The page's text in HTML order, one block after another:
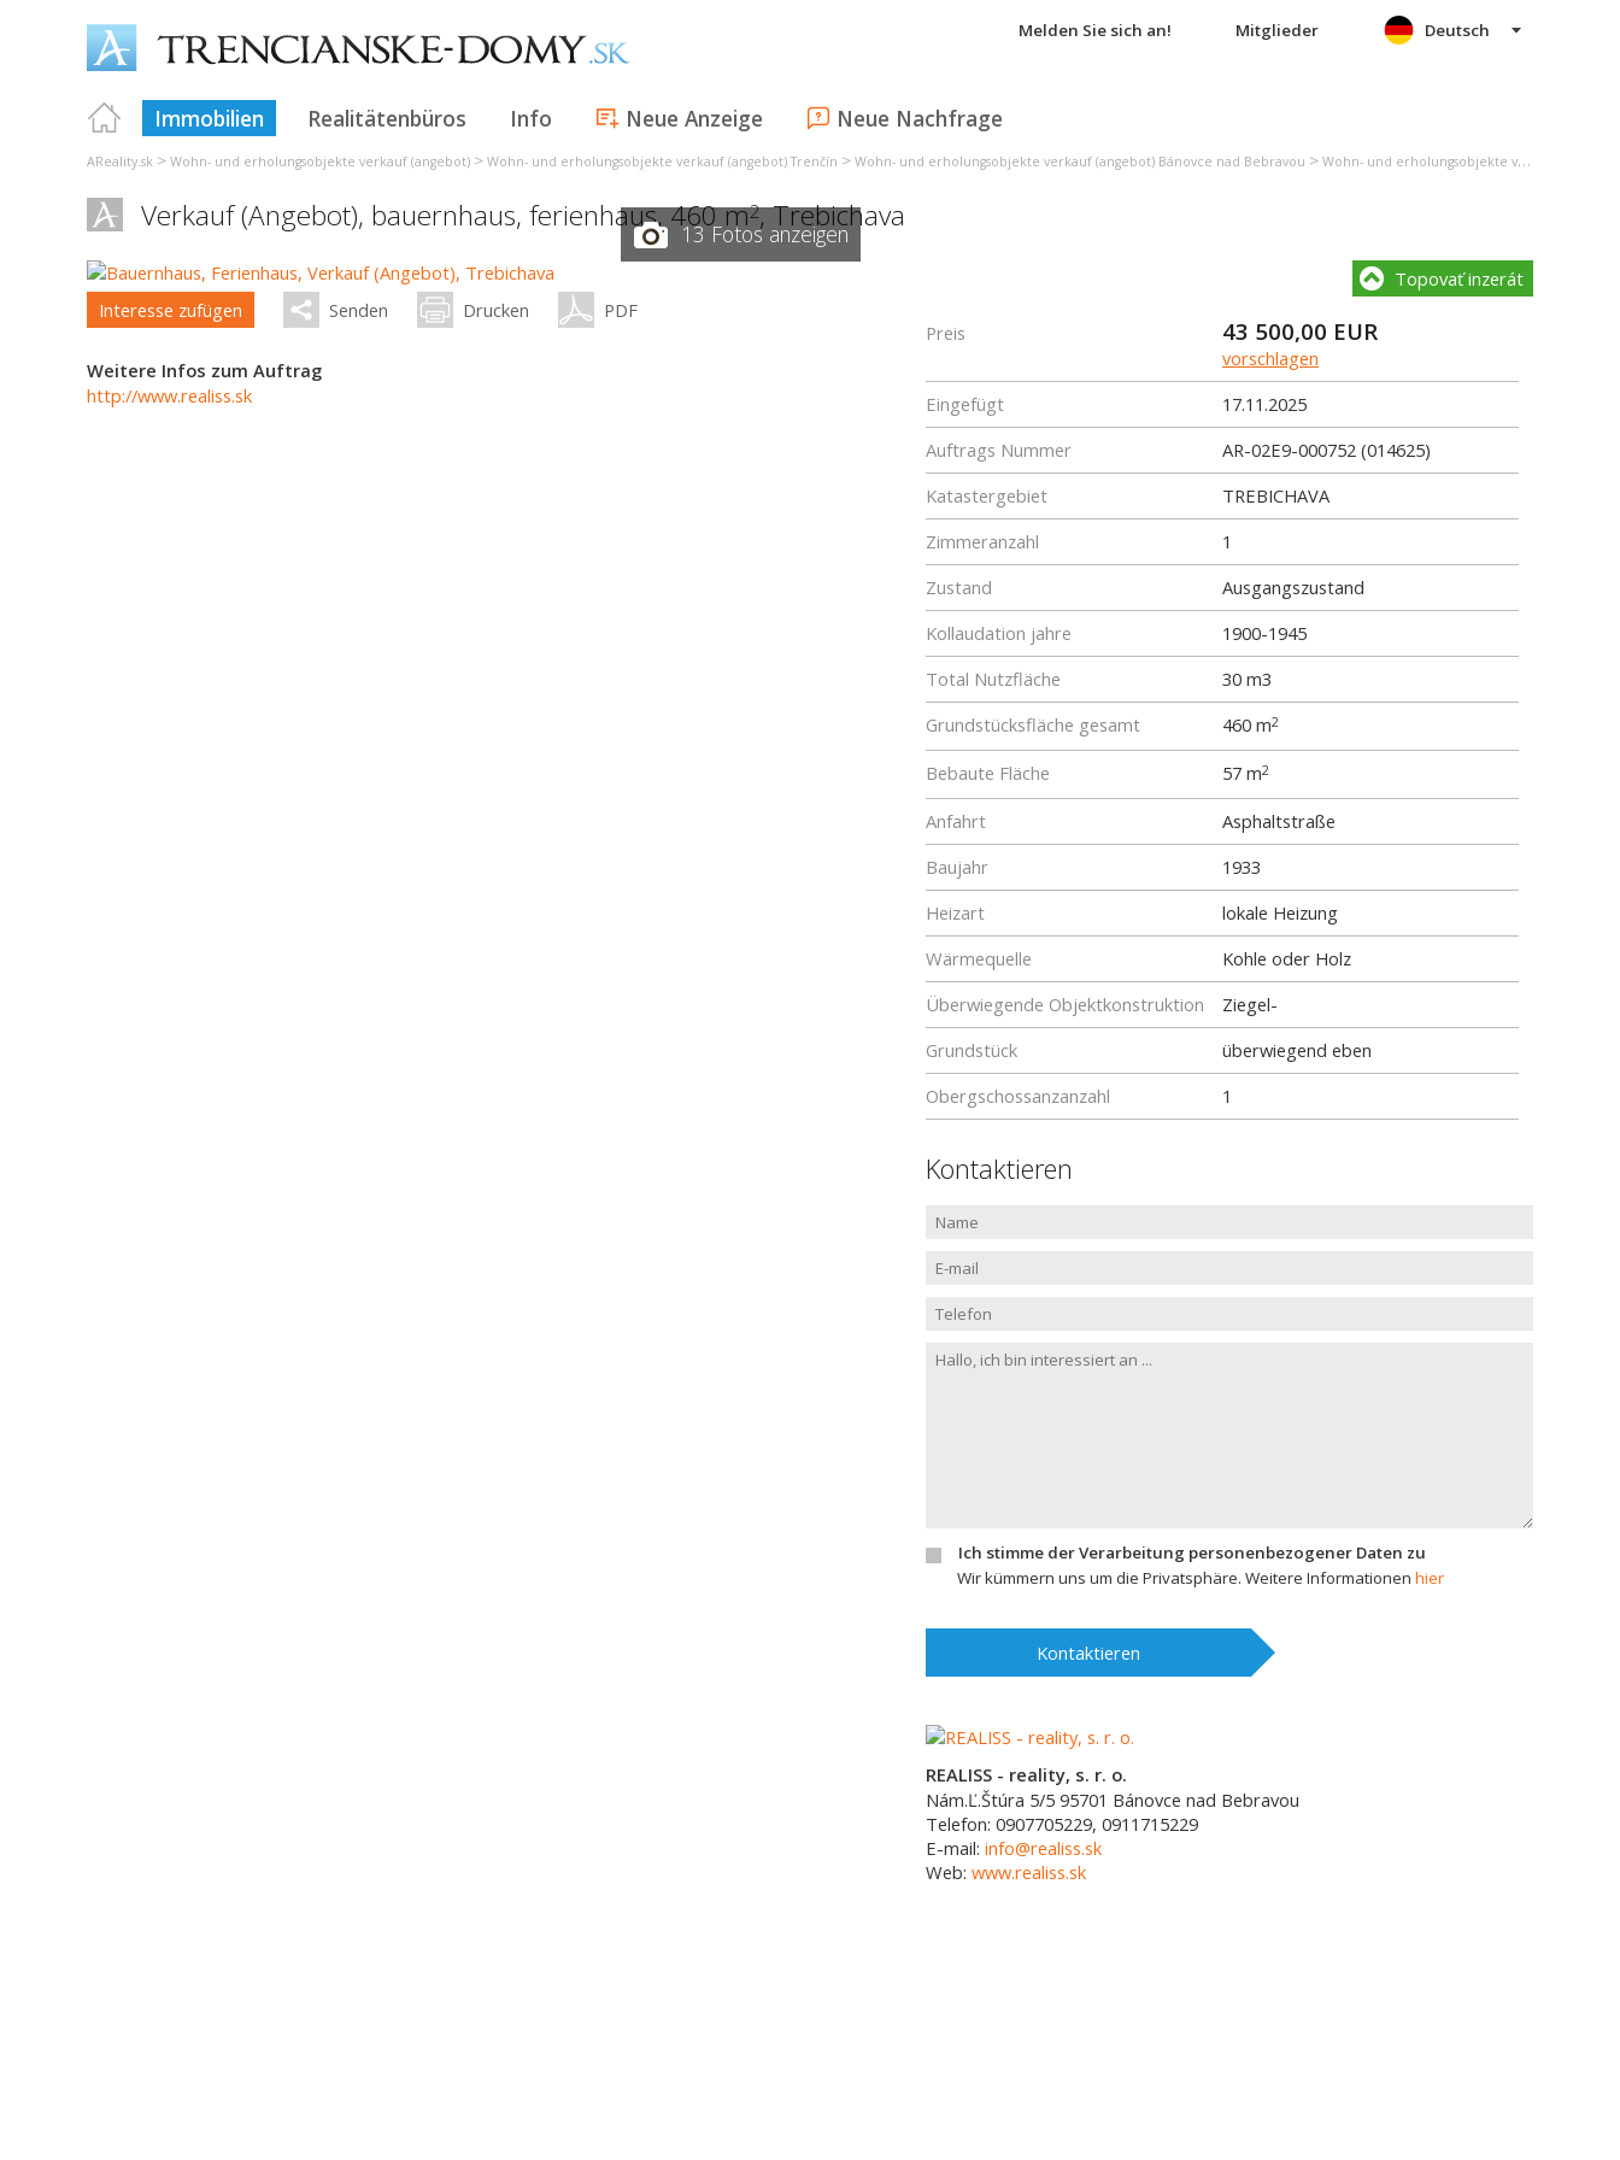
Melden Sie sich an! Mitglieder
Immobilien Realitätenbüros Info Neue Anzeige Neue Nachfrage
Deutsch
AReality.sk > Wohn- und erholungsobjekte verkauf (angebot) > Wohn- und erholungsobjekte verkauf (angebot) Trenčín > Wohn- und erholungsobjekte verkauf (angebot) Bánovce nad Bebravou > Wohn- und erholungsobjekte verkauf (angebot) Trebichava
Verkauf (Angebot), bauernhaus, ferienhaus, 460 m2,Trebichava
13 Fotos anzeigen
Interesse zufügen Senden Drucken PDF
Weitere Infos zum Auftrag
http://www.realiss.sk
Topovať inzerát
Preis 43 500,00 EUR
vorschlagen
Eingefügt
17.11.2025
Auftrags Nummer
AR-02E9-000752 (014625)
Katastergebiet
TREBICHAVA
Zimmeranzahl
1
Zustand
Ausgangszustand
Kollaudation jahre
1900-1945
Total Nutzfläche
30 m3
Grundstücksfläche gesamt
460 m2
Bebaute Fläche 57 m2
Anfahrt
Asphaltstraße
Baujahr
1933
Heizart
lokale Heizung
Wärmequelle
Kohle oder Holz
Überwiegende Objektkonstruktion
Ziegel-
Grundstück
überwiegend eben
Obergschossanzanzahl
1
Kontaktieren
Ich stimme der Verarbeitung personenbezogener Daten zu
Wir kümmern uns um die Privatsphäre. Weitere Informationen hier
Kontaktieren
REALISS - reality, s. r. o.
Nám.Ľ.Štúra 5/5 95701 Bánovce nad Bebravou
Telefon: 0907705229, 0911715229
E-mail: info@realiss.sk
Web: www.realiss.sk